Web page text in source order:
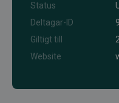
Status
Deltagar-ID
Giltigt till
Website